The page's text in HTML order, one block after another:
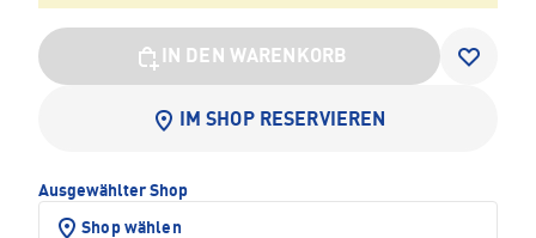
IN DEN WARENKORB
IM SHOP RESERVIEREN
Ausgewählter Shop
Shop wählen